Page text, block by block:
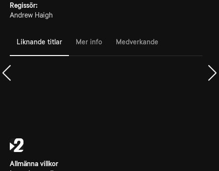
Regissör:
Andrew Haigh
Liknande titlar Mer info Medverkande
Allmänna villkor